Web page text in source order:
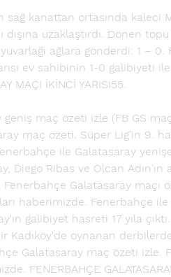
sağ kanattan ortasında kaleci
dışına uzaklaştırdı. Dönen
ağlara gönderdi: 1 – 0.
ev sahibinin 1-0 galibiyeti
MAÇI İKİNCİ YARISI55.
maç özeti izle (FB GS
maç özeti. Süper Lig'in 9.
ile Galatasaray
Ribas ve Olcan Adın'ın
Fenerbahçe Galatasaray maçı
haberimizde. Fenerbahçe ile
galibiyet hasreti 17 yıla
Kadıköy'de oynanan
Galatasaray maç özeti izle.
FENERBAHÇE